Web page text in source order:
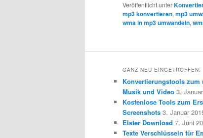
Veröffentlicht unter
mp3 konvertieren, mp3
wma in mp3 umwandeln,
GANZ NEU EINGETROFFEN:
Konvertierungstools zum
Musik und Video 3.
Kostenlose Tools zum
Screenshots 3. Januar
Elster Download 7. Juni
Texte Verschlüsseln für